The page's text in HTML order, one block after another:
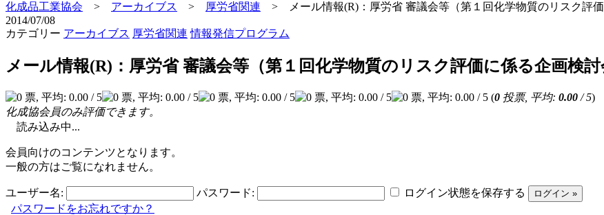
化成品工業協会 > アーカイブス > 厚労省関連 >
メール情報(R)：厚労省 審議会等（第１回化学物質のリスク評
2014/07/08
カテゴリー アーカイブス 厚労省関連 情報発信プログラム
メール情報(R)：厚労省 審議会等（第１回化学物質のリスク評価に係る企画検討
(0 投票, 平均: 0.00 / 5)
化成協会員のみ評価できます。
読み込み中...
会員向けのコンテンツとなります。
一般の方はご覧になれません。
ユーザー名: パスワード:
ログイン状態を保存する
パスワードをお忘れですか？